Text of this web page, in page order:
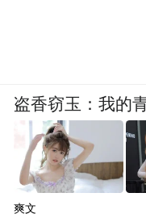
盗香窃玉：我的
爽文